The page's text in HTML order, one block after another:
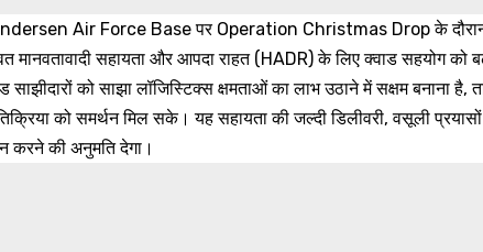
Air Force Base पर Operation Christmas Drop के दौरान
मानवतावादी सहायता और आपदा राहत (HADR) के लिए क्वाड सहयोग को
साझीदारों को साझा लॉजिस्टिक्स क्षमताओं का लाभ उठाने में सक्षम बनाना
को समर्थन मिल सके। यह सहायता की जल्दी डिलीवरी, वसूली
करने की अनुमति देगा।